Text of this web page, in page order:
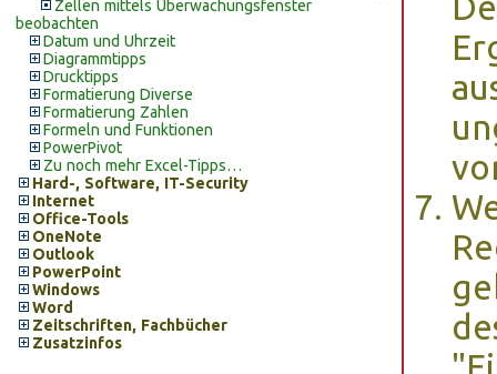
Zellen mittels Überwachungsfenster
beobachten
Datum und Uhrzeit
Diagrammtipps
Drucktipps
Formatierung Diverse
Formatierung Zahlen
Formeln und Funktionen
PowerPivot
Zu noch mehr Excel-Tipps…
Hard-, Software, IT-Security
Internet
Office-Tools
OneNote
Outlook
PowerPoint
Windows
Word
Zeitschriften, Fachbücher
Zusatzinfos